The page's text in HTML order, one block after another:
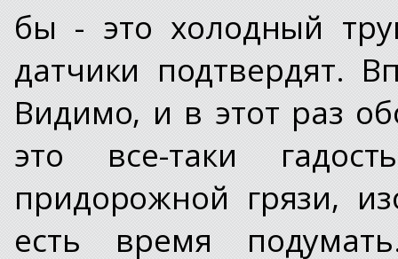
бы - это холодный
датчики подтвердят.
Видимо, и в этот раз
это все-таки
придорожной грязи,
есть время